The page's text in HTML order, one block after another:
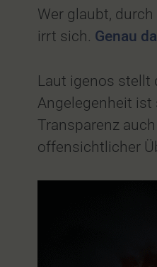
Wer glaubt,
irrt sich. Genau
Laut igenos stellt
Angelegenheit
Transparenz
offensichtlicher